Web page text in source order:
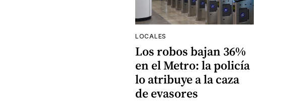
LOCALES
Los robos bajan 36%
en el Metro: la policía
lo atribuye a la caza
de evasores